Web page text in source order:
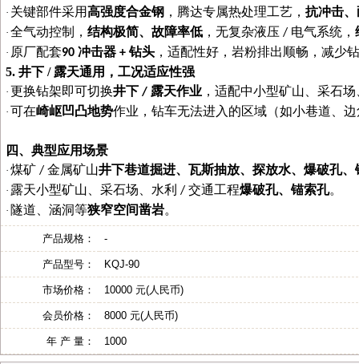
· 关键部件采用高强度合金钢 ，腾达专属热处理工艺， 抗冲击
· 全气动控制， 结构极简、故障率低 ，无复杂液压 / 电气系统，
· 原厂配套90 冲击器 +钻头 ，适配性好，岩粉排出顺畅，减少
5. 井下 / 露天通用，工况适应性强
· 更换钻架即可切换井下 / 露天作业 ，适配中小型矿山、采石
· 可在崎岖凹凸地势作业，钻车无法进入的区域（如小巷道、
四、典型应用场景
· 煤矿 / 金属矿山井下巷道掘进、瓦斯抽放、探放水、爆破孔、
· 露天小型矿山、采石场、水利 / 交通工程爆破孔、锚索孔。
· 隧道、涵洞等狭窄空间凿岩。
产品规格： -
产品型号： KQJ-90
市场价格： 10000 元(人民币)
会员价格： 8000 元(人民币)
年 产 量： 1000